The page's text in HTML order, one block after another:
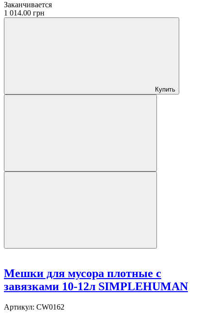
Заканчивается
1 014.00 грн
Купить
Мешки для мусора плотные с
завязками 10-12л SIMPLEHUMAN
Артикул: CW0162